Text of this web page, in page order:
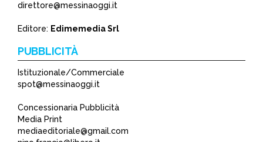
direttore@messinaoggi.it
Editore: Edimemedia Srl
PUBBLICITÀ
Istituzionale/Commerciale
spot@messinaoggi.it
Concessionaria Pubblicità
Media Print
mediaeditoriale@gmail.com